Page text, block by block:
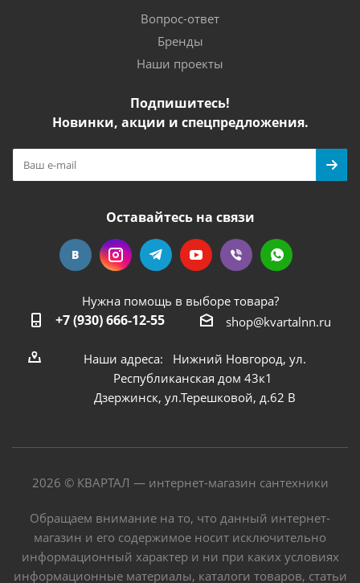
Вопрос-ответ
Бренды
Наши проекты
Подпишитесь!
Новинки, акции и спецпредложения.
Оставайтесь на связи
Нужна помощь в выборе товара?
+7 (930) 666-12-55 shop@kvartalnn.ru
Наши адреса: Нижний Новгород, ул.
Республиканская дом 43к1
Дзержинск, ул.Терешковой, д.62 В
2026 © КВАРТАЛ — интернет-магазин сантехники
Обращаем внимание на то, что данный интернет-
магазин и его содержимое носит исключительно
информационный характер и ни при каких условиях
информационные материалы, каталоги товаров, статьи